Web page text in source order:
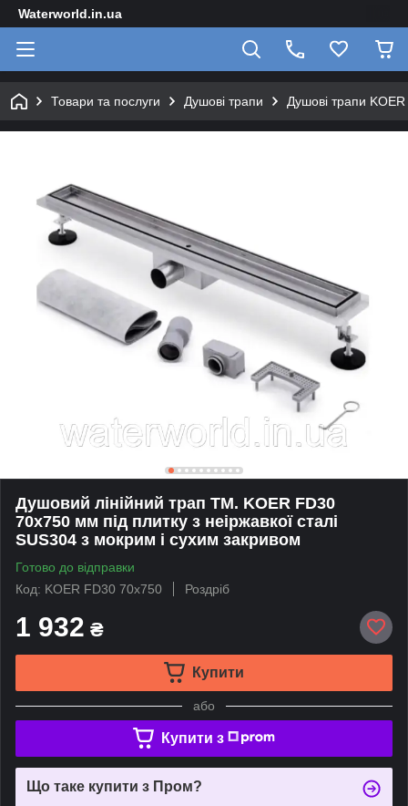
Waterworld.in.ua
Товари та послуги Душові трапи Душові трапи KOER
Душовий лінійний трап TM. KOER FD30
70x750 мм під плитку з неіржавкої сталі
SUS304 з мокрим і сухим закривом
Готово до відправки
Код: KOER FD30 70x750
Роздріб
1 932 ₴
Купити
або
Купити з
Що таке купити з Пром?